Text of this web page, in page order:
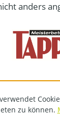
anders
zu können.